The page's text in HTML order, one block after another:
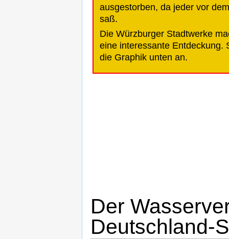
ausgestorben, da jeder vor
saß.
Die Würzburger Stadtwerke
eine interessante Entdeckung.
die Graphik unten an.
Der
Deutschland-